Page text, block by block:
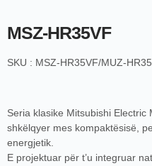
MSZ-HR35VF
SKU : MSZ-HR35VF/MUZ-
Seria klasike Mitsubishi Electric
shkëlqyer mes kompaktësisë,
energjetik.
E projektuar për t’u integruar